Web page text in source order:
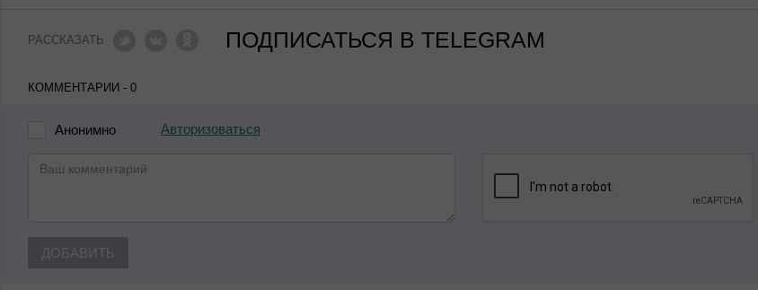
РАССКАЗАТЬ ПОДПИСАТЬСЯ В TELEGRAM
КОММЕНТАРИИ - 0
Анонимно Авторизоваться
ДОБАВИТЬ